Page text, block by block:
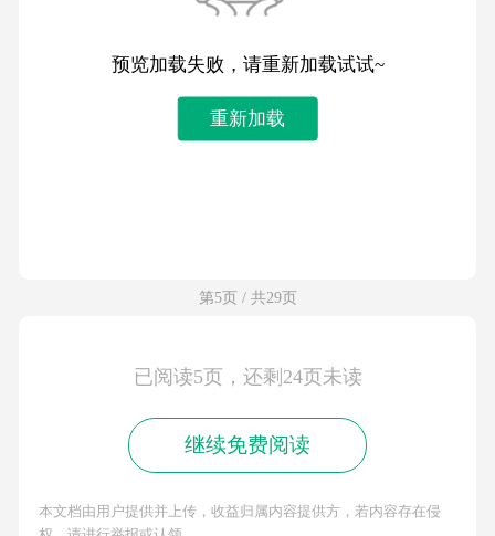
预览加载失败，请重新加载试试~
重新加载
第5页 / 共29页
已阅读5页，还剩24页未读
继续免费阅读
本文档由用户提供并上传，收益归属内容提供方，若内容存在侵